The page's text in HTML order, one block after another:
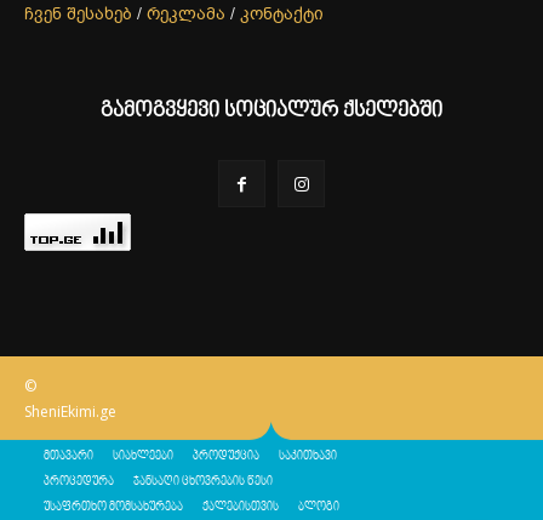
ჩვენ შესახებ / რეკლამა / კონტაქტი
გამოგვყევი სოციალურ ქსელებში
©
SheniEkimi.ge
მთავარი სიახლეები პროდუქცია საკითხავი
პროცედურა ჯანსაღი ცხოვრების წესი
უსაფრთხო მომსახურება ქალებისთვის ბლოგი